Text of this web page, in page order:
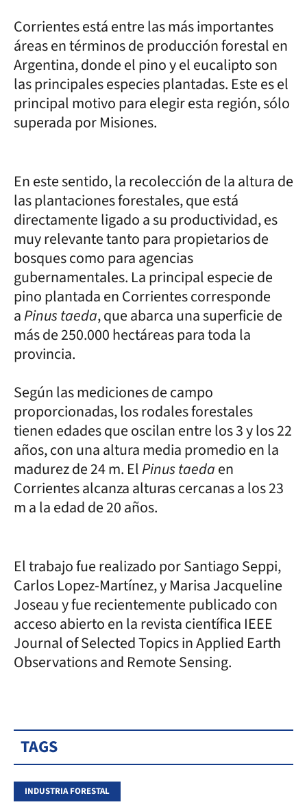
Corrientes está entre las más importantes
áreas en términos de producción forestal en
Argentina, donde el pino y el eucalipto son
las principales especies plantadas. Este es el
principal motivo para elegir esta región, sólo
superada por Misiones.
En este sentido, la recolección de la altura de
las plantaciones forestales, que está
directamente ligado a su productividad, es
muy relevante tanto para propietarios de
bosques como para agencias
gubernamentales. La principal especie de
pino plantada en Corrientes corresponde
aPinus taeda, que abarca una superficie de
más de 250.000 hectáreas para toda la
provincia.
Según las mediciones de campo
proporcionadas, los rodales forestales
tienen edades que oscilan entre los 3 y los 22
años, con una altura media promedio en la
madurez de 24 m. ElPinus taedaen
Corrientes alcanza alturas cercanas a los 23
m a la edad de 20 años.
El trabajo fue realizado por Santiago Seppi,
Carlos Lopez-Martínez, y Marisa Jacqueline
Joseau y fue recientemente publicado con
acceso abierto en la revista científica IEEE
Journal of Selected Topics in Applied Earth
Observations and Remote Sensing.
TAGS
INDUSTRIA FORESTAL